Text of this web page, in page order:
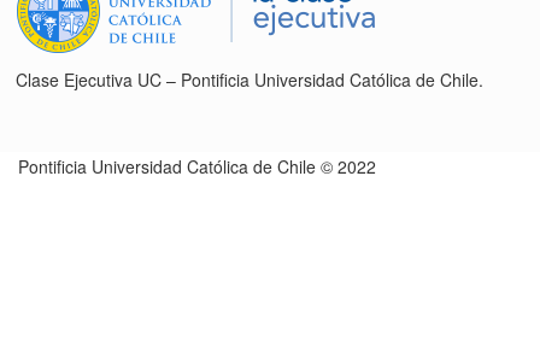
Clase Ejecutiva UC – Pontificia Universidad Católica de Chile.
Pontificia Universidad Católica de Chile © 2022